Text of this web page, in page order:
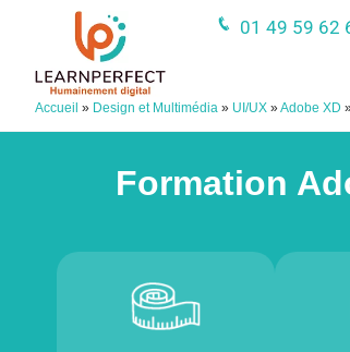
01 49 59 62
Accueil » Design et Multimédia » UI/UX »Adobe XD
Formation